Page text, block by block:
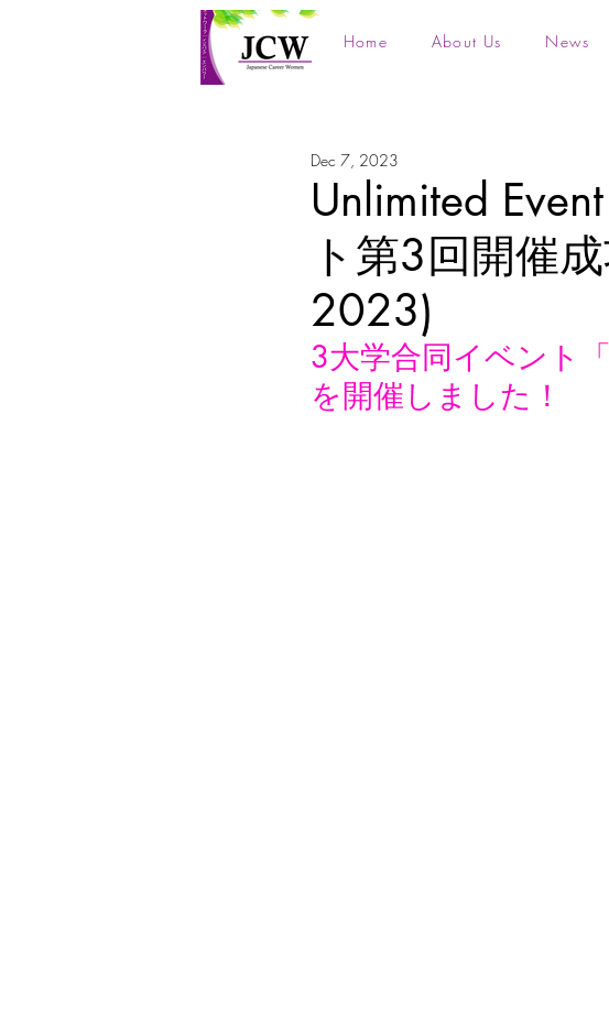
Home About Us News
Unlimited
ト第3回開催
2023)
Dec 7, 2023
3大学合同イベント「
を開催しました！